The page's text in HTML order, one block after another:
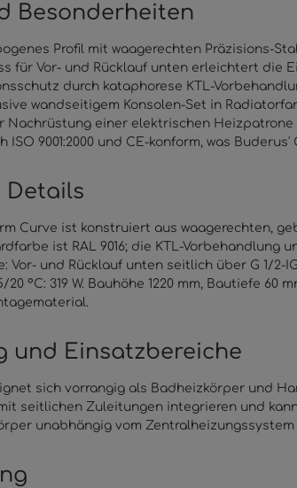
Besonderheiten
Profil mit waagerechten Präzisions-
für Vor- und Rücklauf unten erleichtert die
durch kataphorese KTL-
wandseitigem Konsolen-Set in
Nachrüstung einer elektrischen Heizpatrone
ISO 9001:2000 und CE-konform, was
Details
Curve ist konstruiert aus waagerechten,
ist RAL 9016; die KTL-
Vor- und Rücklauf unten seitlich über G 1/
20 °C: 319 W. Bauhöhe 1220 mm, Bautiefe
und Einsatzbereiche
sich vorrangig als Badheizkörper und
seitlichen Zuleitungen integrieren und
unabhängig vom